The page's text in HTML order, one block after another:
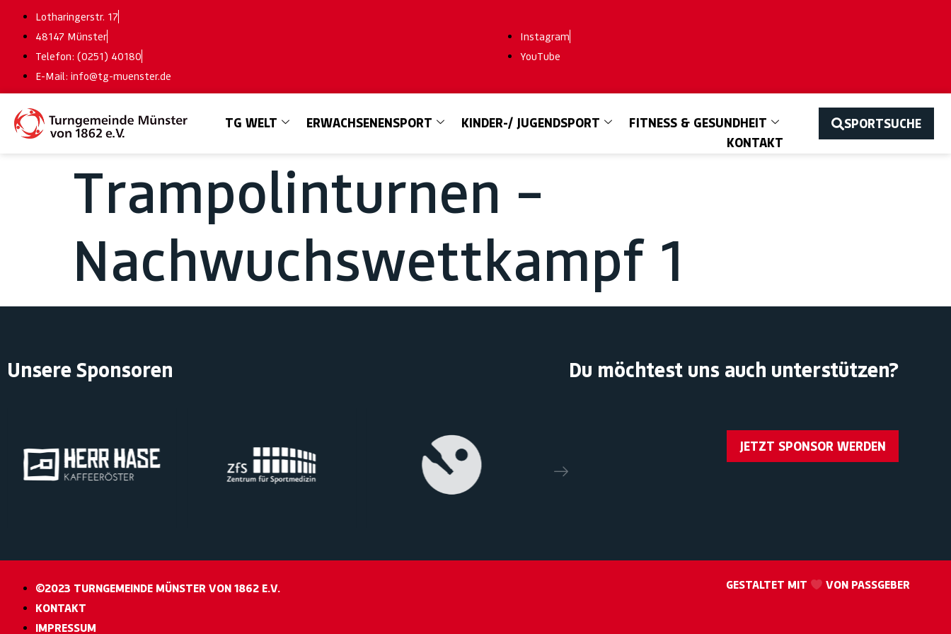
Lotharingerstr. 17
48147 Münster
Telefon: (0251) 40180
E-Mail: info@tg-muenster.de
Instagram
YouTube
TG WELT ERWACHSENENSPORT KINDER-/ JUGENDSPORT
FITNESS & GESUNDHEIT
KONTAKT
SPORTSUCHE
Trampolinturnen –
Nachwuchswettkampf 1
Unsere Sponsoren Du möchtest uns auch unterstützen?
JETZT SPONSOR WERDEN
©2023 TURNGEMEINDE MÜNSTER VON 1862 E.V.
KONTAKT
IMPRESSUM
GESTALTET MIT VON PASSGEBER